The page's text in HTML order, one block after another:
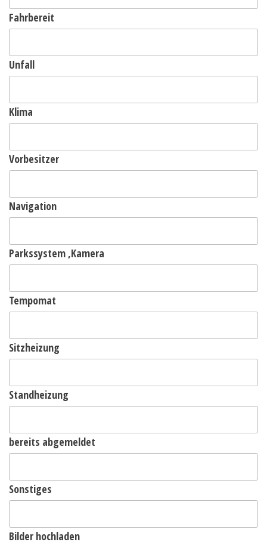
Fahrbereit
Unfall
Klima
Vorbesitzer
Navigation
Parkssystem ,Kamera
Tempomat
Sitzheizung
Standheizung
bereits abgemeldet
Sonstiges
Bilder hochladen